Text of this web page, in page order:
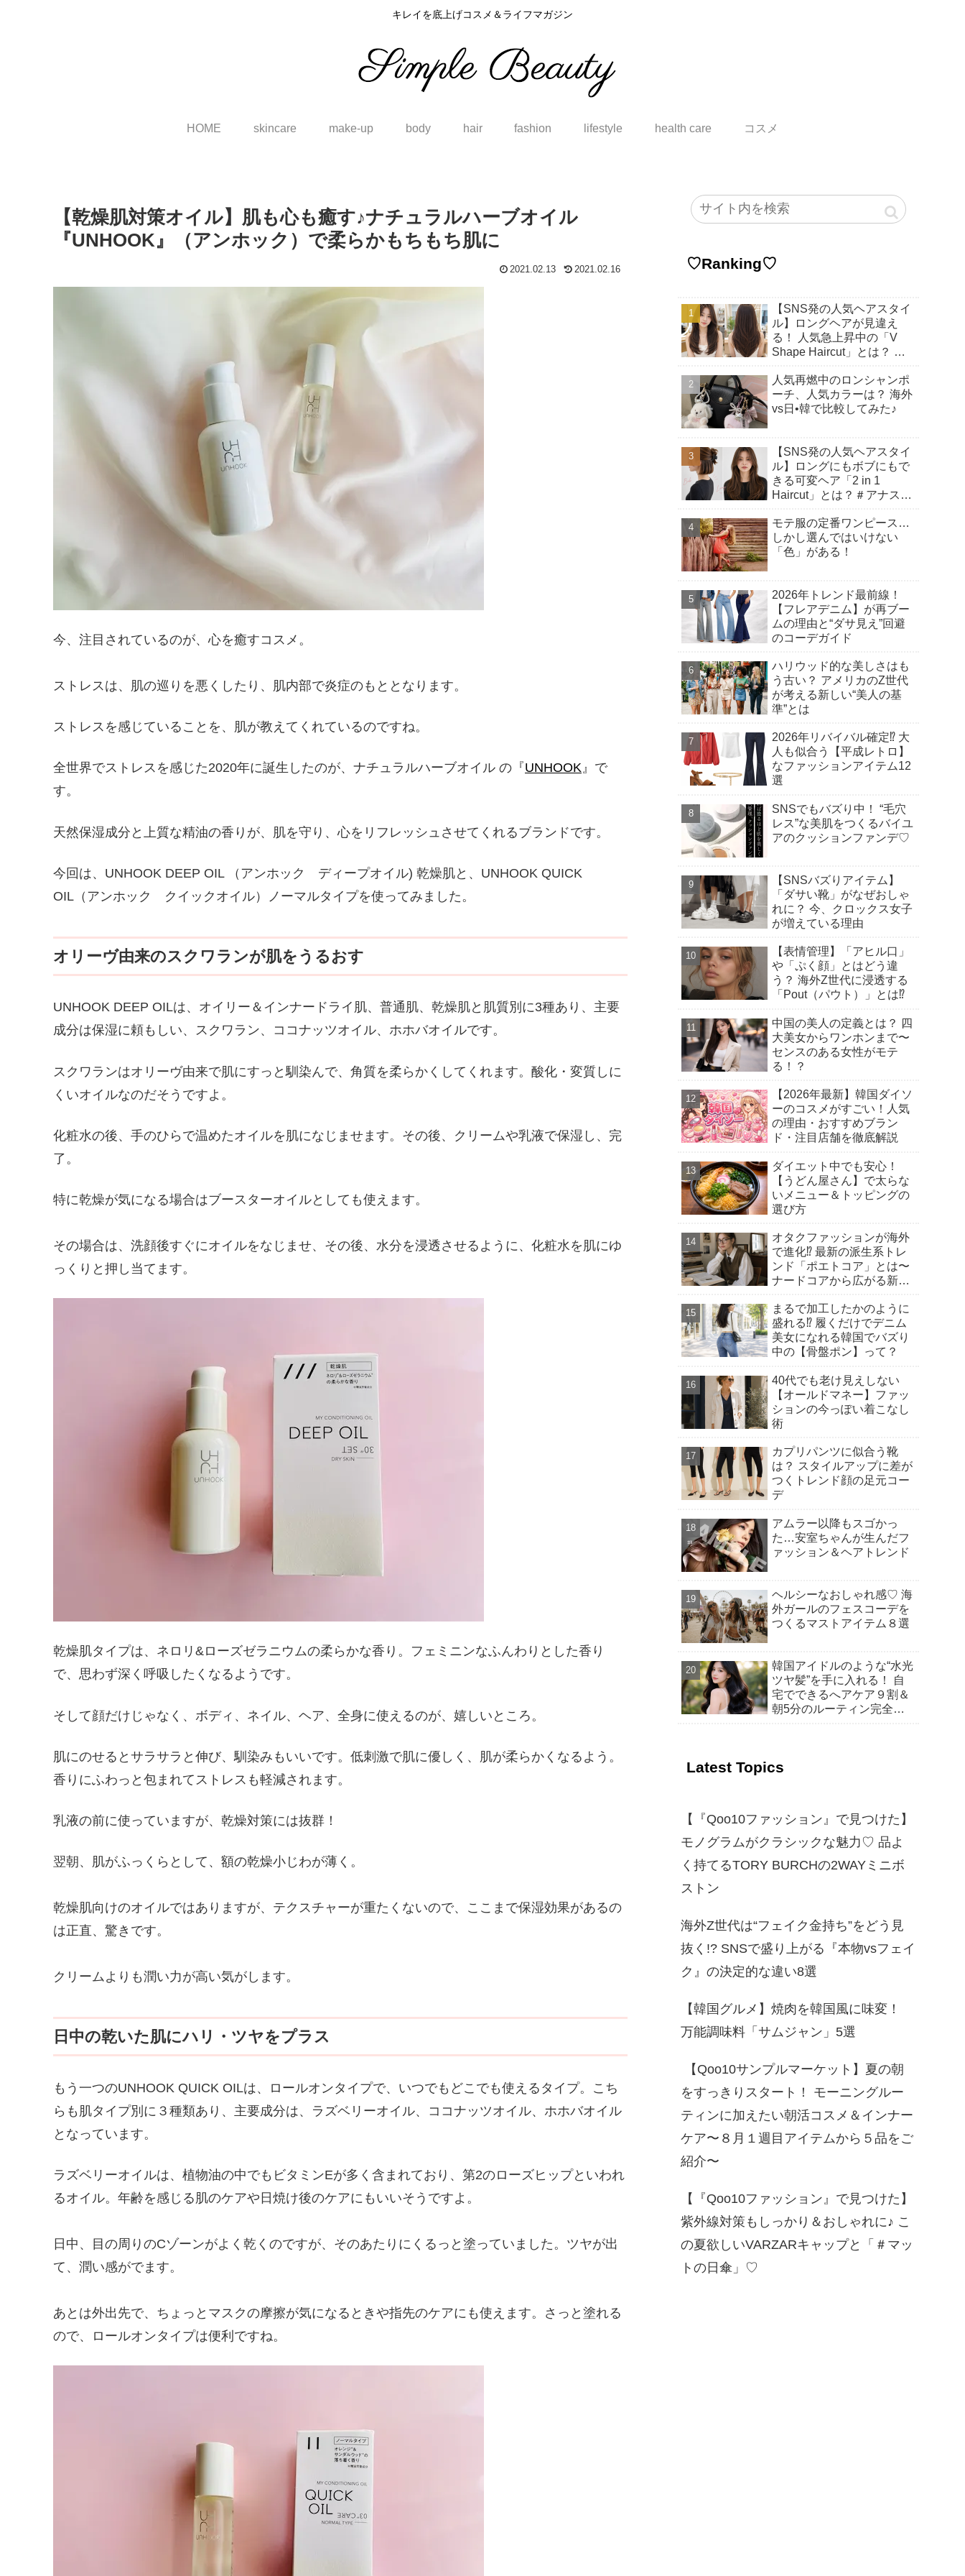
キレイを底上げコスメ＆ライフマガジン
HOME skincare make-up body hair fashion lifestyle health care コスメ
【乾燥肌対策オイル】肌も心も癒す♪ナチュラルハーブオイル
『UNHOOK』（アンホック）で柔らかもちもち肌に
2021.02.13 2021.02.16
今、注目されているのが、心を癒すコスメ。
ストレスは、肌の巡りを悪くしたり、肌内部で炎症のもととなります。
ストレスを感じていることを、肌が教えてくれているのですね。
全世界でストレスを感じた2020年に誕生したのが、ナチュラルハーブオイル の『UNHOOK』で
す。
天然保湿成分と上質な精油の香りが、肌を守り、心をリフレッシュさせてくれるブランドです。
今回は、UNHOOK DEEP OIL （アンホック ディープオイル) 乾燥肌と、UNHOOK QUICK
OIL（アンホック クイックオイル）ノーマルタイプを使ってみました。
オリーヴ由来のスクワランが肌をうるおす
UNHOOK DEEP OILは、オイリー＆インナードライ肌、普通肌、乾燥肌と肌質別に3種あり、主要
成分は保湿に頼もしい、スクワラン、ココナッツオイル、ホホバオイルです。
スクワランはオリーヴ由来で肌にすっと馴染んで、角質を柔らかくしてくれます。酸化・変質しに
くいオイルなのだそうですよ。
化粧水の後、手のひらで温めたオイルを肌になじませます。その後、クリームや乳液で保湿し、完
了。
特に乾燥が気になる場合はブースターオイルとしても使えます。
その場合は、洗顔後すぐにオイルをなじませ、その後、水分を浸透させるように、化粧水を肌にゆ
っくりと押し当てます。
乾燥肌タイプは、ネロリ&ローズゼラニウムの柔らかな香り。フェミニンなふんわりとした香り
で、思わず深く呼吸したくなるようです。
そして顔だけじゃなく、ボディ、ネイル、ヘア、全身に使えるのが、嬉しいところ。
肌にのせるとサラサラと伸び、馴染みもいいです。低刺激で肌に優しく、肌が柔らかくなるよう。
香りにふわっと包まれてストレスも軽減されます。
乳液の前に使っていますが、乾燥対策には抜群！
翌朝、肌がふっくらとして、額の乾燥小じわが薄く。
乾燥肌向けのオイルではありますが、テクスチャーが重たくないので、ここまで保湿効果があるの
は正直、驚きです。
クリームよりも潤い力が高い気がします。
日中の乾いた肌にハリ・ツヤをプラス
もう一つのUNHOOK QUICK OILは、ロールオンタイプで、いつでもどこでも使えるタイプ。こち
らも肌タイプ別に３種類あり、主要成分は、ラズベリーオイル、ココナッツオイル、ホホバオイル
となっています。
ラズベリーオイルは、植物油の中でもビタミンEが多く含まれており、第2のローズヒップといわれ
るオイル。年齢を感じる肌のケアや日焼け後のケアにもいいそうですよ。
日中、目の周りのCゾーンがよく乾くのですが、そのあたりにくるっと塗っていました。ツヤが出
て、潤い感がでます。
あとは外出先で、ちょっとマスクの摩擦が気になるときや指先のケアにも使えます。さっと塗れる
ので、ロールオンタイプは便利ですね。
♡Ranking♡
【SNS発の人気ヘアスタイ
ル】ロングヘアが見違え
る！ 人気急上昇中の「V
Shape Haircut」とは？ ア
由♡
人気再燃中のロンシャンポ
ーチ、人気カラーは？ 海外
vs日•韓で比較してみた♪
【SNS発の人気ヘアスタイ
ル】ロングにもボブにもで
きる可変ヘア「2 in 1
Haircut」とは？＃アナスタ
モテ服の定番ワンピース…
しかし選んではいけない
「色」がある！
2026年トレンド最前線！
【フレアデニム】が再ブー
ムの理由と“ダサ見え”回避
のコーデガイド
ハリウッド的な美しさはも
う古い？ アメリカのZ世代
が考える新しい“美人の基
準”とは
2026年リバイバル確定⁉︎ 大
人も似合う【平成レトロ】
なファッションアイテム12
選
SNSでもバズり中！ “毛穴
レス”な美肌をつくるバイユ
アのクッションファンデ♡
【SNSバズりアイテム】
「ダサい靴」がなぜおしゃ
れに？ 今、クロックス女子
が増えている理由
【表情管理】「アヒル口」
や「ぷく顔」とはどう違
う？ 海外Z世代に浸透する
「Pout（パウト）」とは⁉︎
中国の美人の定義とは？ 四
大美女からワンホンまで〜
センスのある女性がモテ
る！？
【2026年最新】韓国ダイソ
ーのコスメがすごい！人気
の理由・おすすめブラン
ド・注目店舗を徹底解説
ダイエット中でも安心！
【うどん屋さん】で太らな
いメニュー＆トッピングの
選び方
オタクファッションが海外
で進化⁉︎ 最新の派生系トレ
ンド「ポエトコア」とは〜
ナードコアから広がる新潮
まるで加工したかのように
盛れる⁉︎ 履くだけでデニム
美女になれる韓国でバズり
中の【骨盤ポン】って？
40代でも老け見えしない
【オールドマネー】ファッ
ションの今っぽい着こなし
術
カプリパンツに似合う靴
は？ スタイルアップに差が
つくトレンド顔の足元コー
デ
アムラー以降もスゴかっ
た…安室ちゃんが生んだフ
ァッション＆ヘアトレンド
ヘルシーなおしゃれ感♡ 海
外ガールのフェスコーデを
つくるマストアイテム８選
韓国アイドルのような“水光
ツヤ髪”を手に入れる！ 自
宅でできるへアケア９割＆
朝5分のルーティン完全ガ
Latest Topics
【『Qoo10ファッション』で見つけた】
モノグラムがクラシックな魅力♡ 品よ
く持てるTORY BURCHの2WAYミニボ
ストン
海外Z世代は“フェイク金持ち”をどう見
抜く!? SNSで盛り上がる『本物vsフェイ
ク』の決定的な違い8選
【韓国グルメ】焼肉を韓国風に味変！
万能調味料「サムジャン」5選
【Qoo10サンプルマーケット】夏の朝
をすっきりスタート！ モーニングルー
ティンに加えたい朝活コスメ＆インナー
ケア〜８月１週目アイテムから５品をご
紹介〜
【『Qoo10ファッション』で見つけた】
紫外線対策もしっかり＆おしゃれに♪ こ
の夏欲しいVARZARキャップと「＃マッ
トの日傘」♡